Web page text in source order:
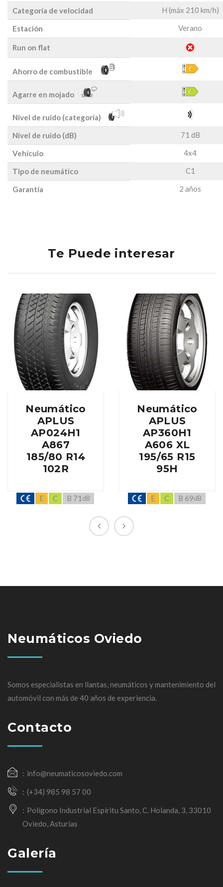
Categoría de velocidad H (máx 210 km/h)
Estación Verano
Run on flat
Ahorro de combustible
Agarre en mojado
Nivel de ruido (categoría)
Nivel de ruido (dB)
71 dB
Vehículo 4x4
Tipo de neumático C1
Garantía 2 años
Te Puede interesar
Neumático
APLUS
AP024H1
A867
185/80 R14
102R
E C B 71 dB
Neumático
APLUS
AP360H1
A606 XL
195/65 R15
95H
E C B 69dB
Neumáticos Oviedo
Somos especialistas en llantas, neumáticos y mantenimiento del
automóvil con más de 40 años de experiencia.
Contacto
info@neumaticosoviedo.com
(+34) 985 98 57 00
Polígono Industrial Espíritu Santo, C. Holanda, 3, 33010
Oviedo, Asturias
Galería